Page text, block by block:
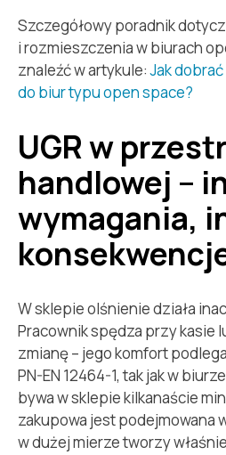
Szczegółowy poradnik
i rozmieszczenia w biurach
znaleźć w artykule:Jak
do biur typu open space?
UGR w
handlowej –
wymagania,
W sklepie olśnienie działa
Pracownik spędza przy kasie
zmianę – jego komfort
PN-EN 12464-1, tak jak w
bywa w sklepie kilkanaście
zakupowa jest podejmowana
w dużej mierze tworzy